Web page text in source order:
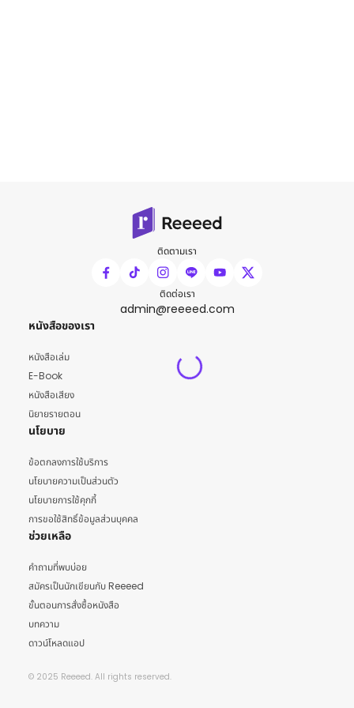
ติดตามเรา
ติดต่อเรา
admin@reeeed.com
หนังสือของเรา
หนังสือเล่ม
E-Book
หนังสือเสียง
นิยายรายตอน
นโยบาย
ข้อตกลงการใช้บริการ
นโยบายความเป็นส่วนตัว
นโยบายการใช้คุกกี้
การขอใช้สิทธิ์ข้อมูลส่วนบุคคล
ช่วยเหลือ
คำถามที่พบบ่อย
สมัครเป็นนักเขียนกับ Reeeed
ขั้นตอนการสั่งซื้อหนังสือ
บทความ
ดาวน์โหลดแอป
© 2025 Reeeed. All rights reserved.